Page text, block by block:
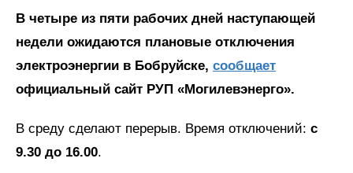
В четыре из пяти рабочих дней наступающей
недели ожидаются плановые отключения
электроэнергии в Бобруйске, сообщает
официальный сайт РУП «Могилевэнерго».
В среду сделают перерыв. Время отключений: с
9.30 до 16.00.